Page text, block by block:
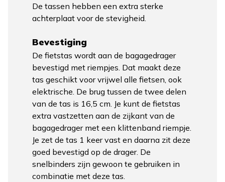
De tassen hebben een extra sterke
achterplaat voor de stevigheid.
Bevestiging
De fietstas wordt aan de bagagedrager
bevestigd met riempjes. Dat maakt deze
tas geschikt voor vrijwel alle fietsen, ook
elektrische. De brug tussen de twee delen
van de tas is 16,5 cm. Je kunt de fietstas
extra vastzetten aan de zijkant van de
bagagedrager met een klittenband riempje.
Je zet de tas 1 keer vast en daarna zit deze
goed bevestigd op de drager. De
snelbinders zijn gewoon te gebruiken in
combinatie met deze tas.